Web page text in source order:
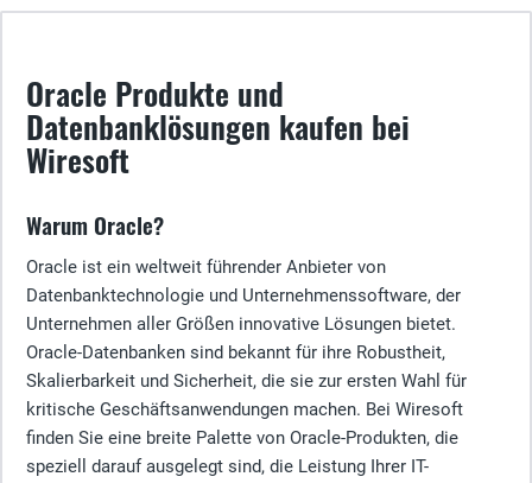
Oracle Produkte und
Datenbanklösungen kaufen bei
Wiresoft
Warum Oracle?
Oracle ist ein weltweit führender Anbieter von
Datenbanktechnologie und Unternehmenssoftware, der
Unternehmen aller Größen innovative Lösungen bietet.
Oracle-Datenbanken sind bekannt für ihre Robustheit,
Skalierbarkeit und Sicherheit, die sie zur ersten Wahl für
kritische Geschäftsanwendungen machen. Bei Wiresoft
finden Sie eine breite Palette von Oracle-Produkten, die
speziell darauf ausgelegt sind, die Leistung Ihrer IT-